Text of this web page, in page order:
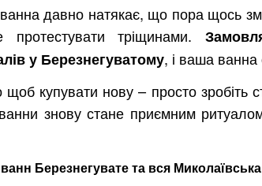
давно натякає, що пора щось
протестувати тріщинами.
у Березнегуватому, і ваша
щоб купувати нову – просто зробіть
знову стане приємним
Березнегувате та вся